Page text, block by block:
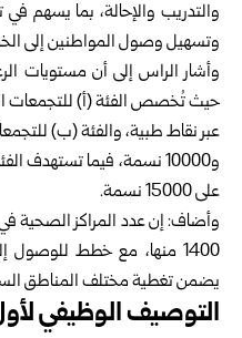
والتدريب والإحالة، بما يسهم
وتسهيل وصول ‏المواطنين إلى
وأشار الراس إلى أن مستويات
و10000 نسمة، فيما ‏تستهدف
على 15000 نسمة.‏
يضمن تغطية مختلف المناطق
التوصيف الوظيفي